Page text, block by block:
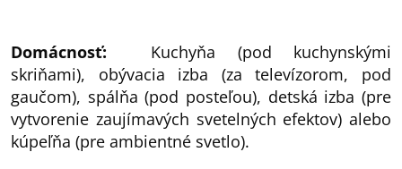
Domácnosť:
Kuchyňa (pod kuchynskými
skriňami), obývacia izba (za televízorom, pod
gaučom), spálňa (pod posteľou), detská izba (pre
vytvorenie zaujímavých svetelných efektov) alebo
kúpeľňa (pre ambientné svetlo).